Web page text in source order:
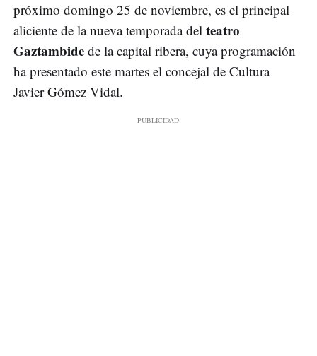
próximo domingo 25 de noviembre, es el principal
aliciente de la nueva temporada del teatro
Gaztambide de la capital ribera, cuya programación
ha presentado este martes el concejal de Cultura
Javier Gómez Vidal.